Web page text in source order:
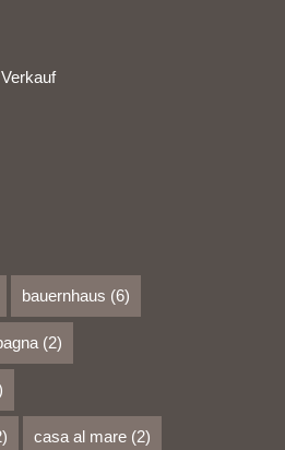
bauernhaus (6)
(2)
casa al mare(2)